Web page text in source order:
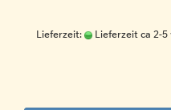
Lieferzeit: Lieferzeit ca 2-